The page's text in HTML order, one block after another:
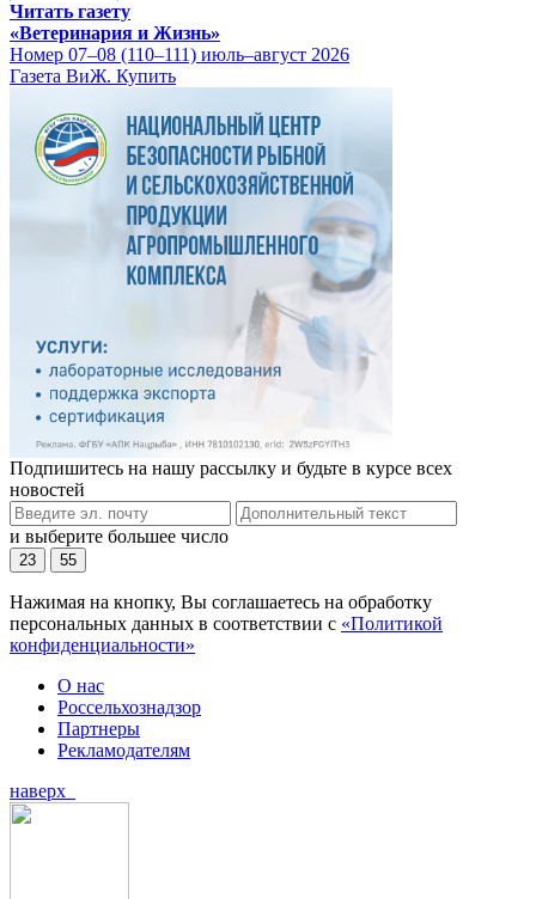
Читать газету
«Ветеринария и Жизнь»
Номер 07–08 (110–111) июль–август 2026
Газета ВиЖ. Купить
Подпишитесь на нашу рассылку и будьте в курсе всех
новостей
и выберите большее число
23 55
Нажимая на кнопку, Вы соглашаетесь на обработку
персональных данных в соответствии с «Политикой
конфиденциальности»
О нас
Россельхознадзор
Партнеры
Рекламодателям
наверх